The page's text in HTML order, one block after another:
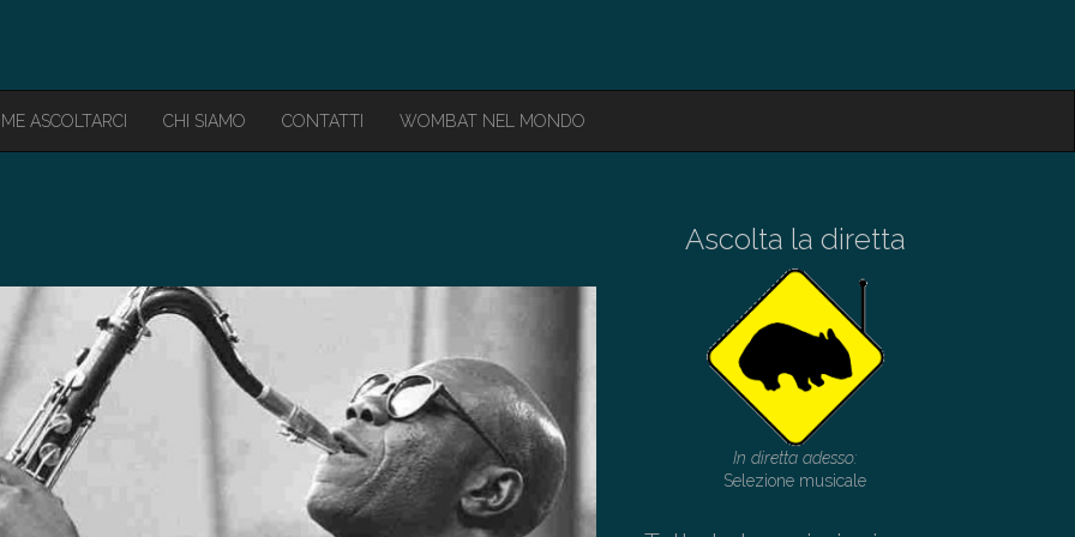
ASCOLTARCI CHI SIAMO CONTATTI WOMBAT NEL MONDO
Ascolta la diretta
In diretta adesso:
Selezione musicale